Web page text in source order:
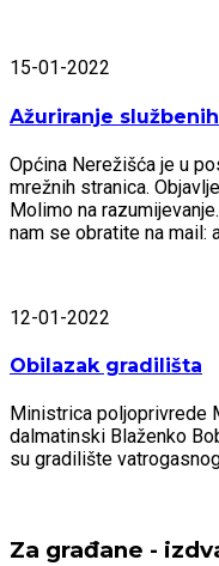
15-01-2022
Ažuriranje
Općina Nerežišća je u
mrežnih stranica.
Molimo na
nam se obratite na mail:
12-01-2022
Obilazak gradilišta
Ministrica poljoprivrede
dalmatinski Blaženko
su gradilište
Za građane -